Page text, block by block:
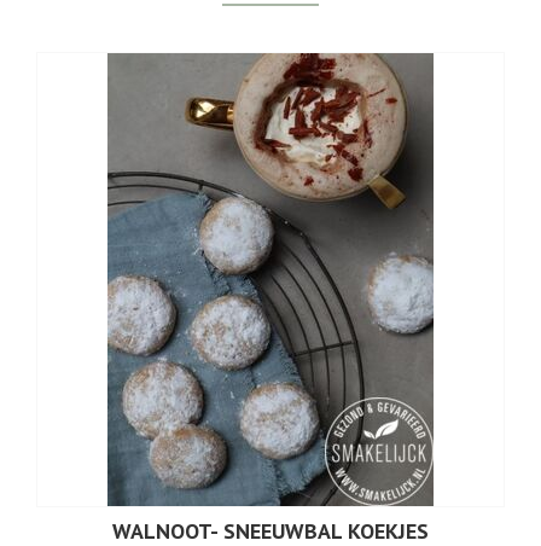
WALNOOT- SNEEUWBAL KOEKJES